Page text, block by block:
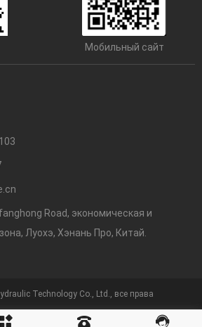
Мобильный сайт
Road, экономическая и
Луохэ, Хэнань Про, Китай.
Technology Co., Ltd., все права